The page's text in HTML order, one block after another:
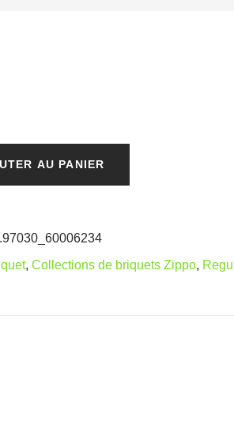
AU PANIER
, Collections de briquets Zippo,